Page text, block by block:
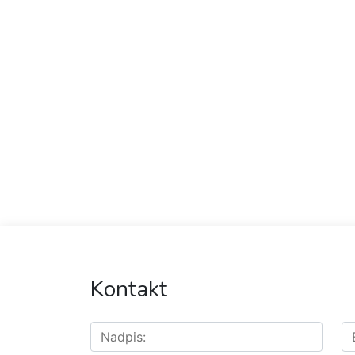
Kontakt